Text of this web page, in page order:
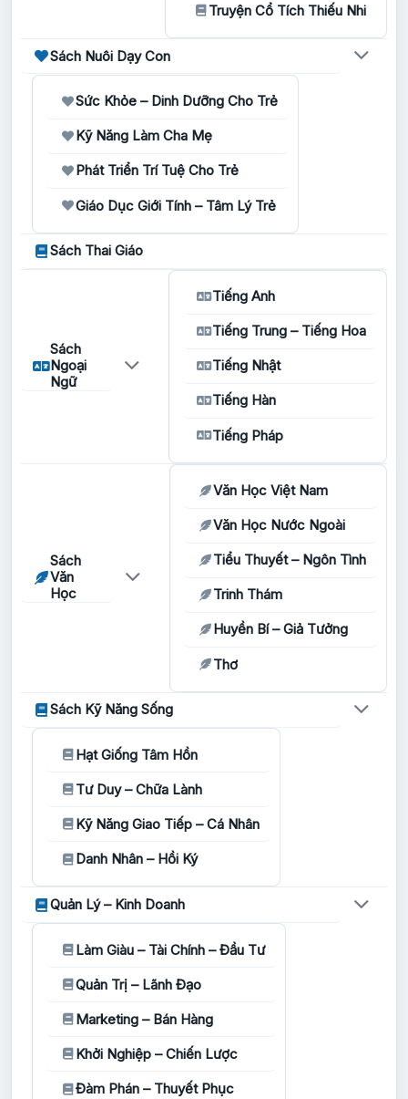
Truyện Cổ Tích Thiếu Nhi
Sách Nuôi Dạy Con
Sức Khỏe – Dinh Dưỡng Cho Trẻ
Kỹ Năng Làm Cha Mẹ
Phát Triển Trí Tuệ Cho Trẻ
Giáo Dục Giới Tính – Tâm Lý Trẻ
Sách Thai Giáo
Sách
Ngoại
Ngữ
Tiếng Anh
Tiếng Trung – Tiếng Hoa
Tiếng Nhật
Tiếng Hàn
Tiếng Pháp
Sách
Văn
Học
Văn Học Việt Nam
Văn Học Nước Ngoài
Tiểu Thuyết – Ngôn Tình
Trinh Thám
Huyền Bí – Giả Tưởng
Thơ
Sách Kỹ Năng Sống
Hạt Giống Tâm Hồn
Tư Duy – Chữa Lành
Kỹ Năng Giao Tiếp – Cá Nhân
Danh Nhân – Hồi Ký
Quản Lý – Kinh Doanh
Làm Giàu – Tài Chính – Đầu Tư
Quản Trị – Lãnh Đạo
Marketing – Bán Hàng
Khởi Nghiệp – Chiến Lược
Đàm Phán – Thuyết Phục